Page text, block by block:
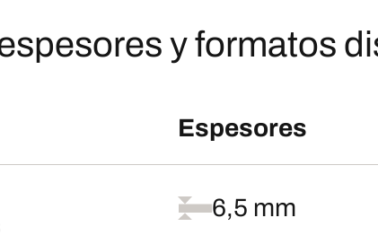
y formatos
Espesores
6,5 mm